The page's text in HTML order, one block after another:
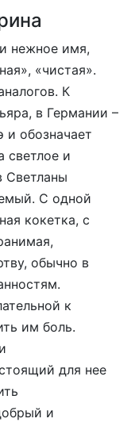
нежное имя,
«чистая».
К
в Германии –
и обозначает
светлое и
Светланы
С одной
кокетка, с
обычно в
к
им боль.
для нее
и